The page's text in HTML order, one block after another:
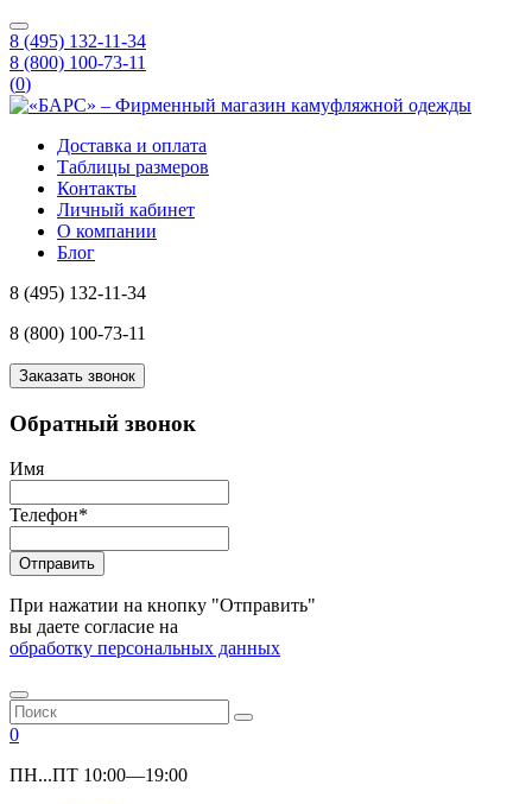
8 (495) 132-11-34
8 (800) 100-73-11
(0)
Доставка и оплата
Таблицы размеров
Контакты
Личный кабинет
О компании
Блог
8 (495) 132-11-34
8 (800) 100-73-11
Заказать звонок
Обратный звонок
Имя
Телефон*
Отправить
При нажатии на кнопку "Отправить"
вы даете согласие на
обработку персональных данных
0
ПН...ПТ 10:00—19:00